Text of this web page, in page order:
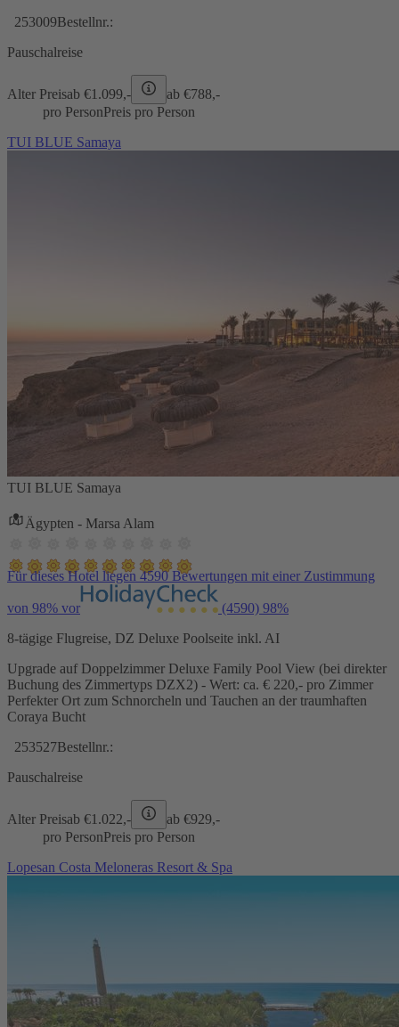
253009Bestellnr.:
Pauschalreise
Alter Preisab €1.099,- ab €788,-
pro PersonPreis pro Person
TUI BLUE Samaya
TUI BLUE Samaya
Ägypten - Marsa Alam
Für dieses Hotel liegen 4590 Bewertungen mit einer Zustimmung
von 98% vor (4590) 98%
8-tägige Flugreise, DZ Deluxe Poolseite inkl. AI
Upgrade auf Doppelzimmer Deluxe Family Pool View (bei direkter
Buchung des Zimmertyps DZX2) - Wert: ca. € 220,- pro Zimmer
Perfekter Ort zum Schnorcheln und Tauchen an der traumhaften
Coraya Bucht
253527Bestellnr.:
Pauschalreise
Alter Preisab €1.022,- ab €929,-
pro PersonPreis pro Person
Lopesan Costa Meloneras Resort & Spa